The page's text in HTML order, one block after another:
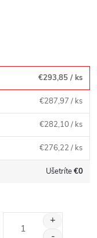
€293,85 / ks
€287,97 / ks
€282,10 / ks
€276,22 / ks
Ušetríte€0